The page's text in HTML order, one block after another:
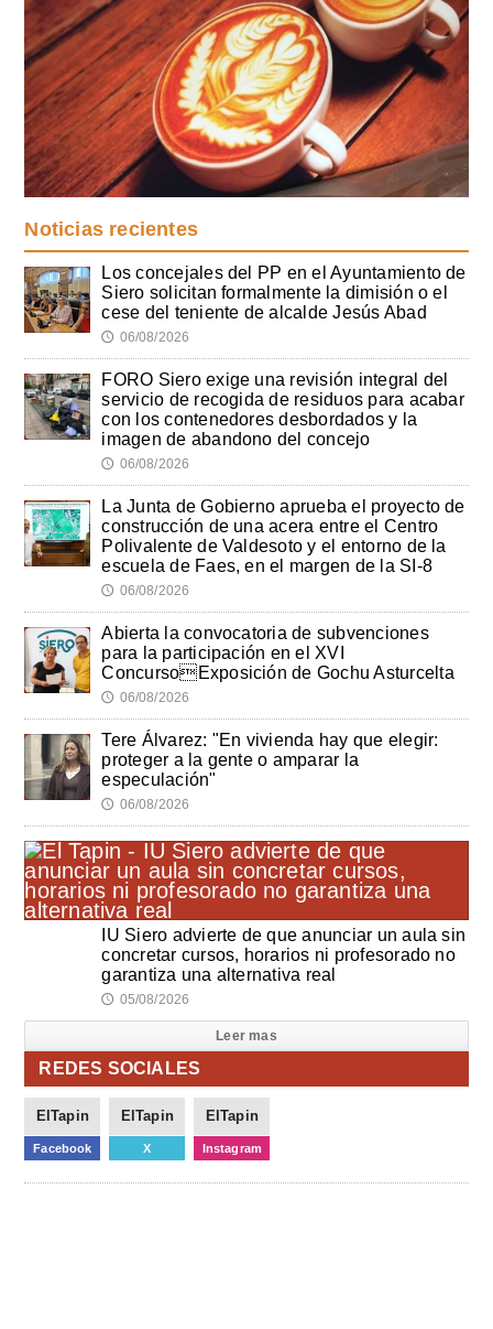
Noticias recientes
Los concejales del PP en el Ayuntamiento de
Siero solicitan formalmente la dimisión o el
cese del teniente de alcalde Jesús Abad
🕔 06/08/2026
FORO Siero exige una revisión integral del
servicio de recogida de residuos para acabar
con los contenedores desbordados y la
imagen de abandono del concejo
🕔 06/08/2026
La Junta de Gobierno aprueba el proyecto de
construcción de una acera entre el Centro
Polivalente de Valdesoto y el entorno de la
escuela de Faes, en el margen de la SI-8
🕔 06/08/2026
Abierta la convocatoria de subvenciones
para la participación en el XVI
ConcursoExposición de Gochu Asturcelta
🕔 06/08/2026
Tere Álvarez: "En vivienda hay que elegir:
proteger a la gente o amparar la
especulación"
🕔 06/08/2026
IU Siero advierte de que anunciar un aula sin
concretar cursos, horarios ni profesorado no
garantiza una alternativa real
🕔 05/08/2026
Leer mas
REDES SOCIALES
ElTapin
Facebook
ElTapin
X
ElTapin
Instagram